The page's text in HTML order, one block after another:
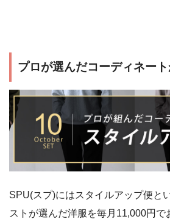
プロが選んだコーディネート
SPU(スプ)にはスタイルアップ便と
ストが選んだ洋服を毎月11,000円